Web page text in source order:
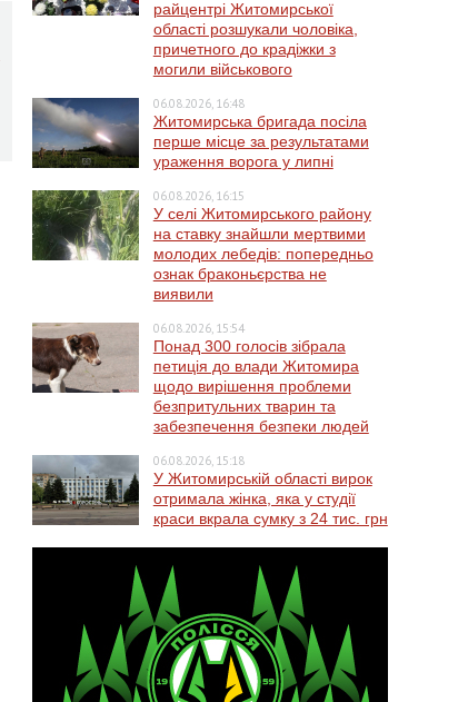
райцентрі Житомирської
області розшукали чоловіка,
причетного до крадіжки з
могили військового
06.08.2026, 16:48
Житомирська бригада посіла
перше місце за результатами
ураження ворога у липні
06.08.2026, 16:15
У селі Житомирського району
на ставку знайшли мертвими
молодих лебедів: попередньо
ознак браконьєрства не
виявили
06.08.2026, 15:54
Понад 300 голосів зібрала
петиція до влади Житомира
щодо вирішення проблеми
безпритульних тварин та
забезпечення безпеки людей
06.08.2026, 15:18
У Житомирській області вирок
отримала жінка, яка у студії
краси вкрала сумку з 24 тис. грн